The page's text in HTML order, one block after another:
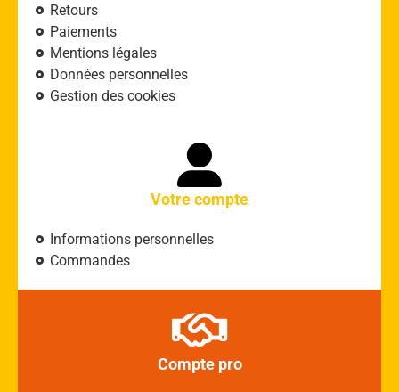
Retours
Paiements
Mentions légales
Données personnelles
Gestion des cookies
Votre compte
Informations personnelles
Commandes
Compte pro